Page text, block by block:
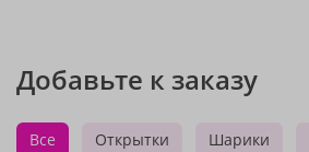
Добавьте к заказу
Все Открытки Шарики